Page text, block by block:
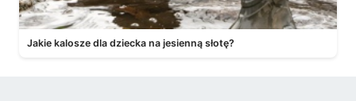
Jakie kalosze dla dziecka na jesienną słotę?